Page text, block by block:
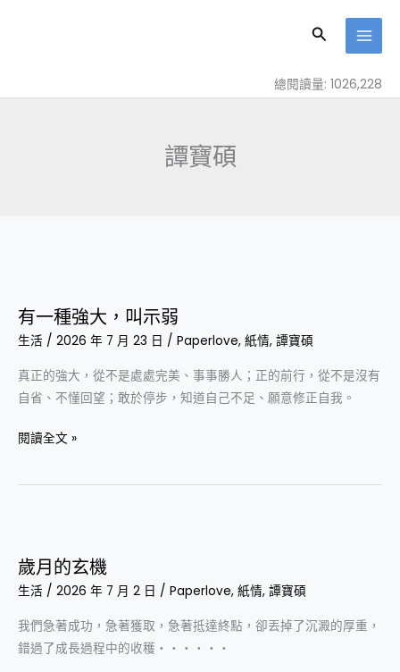
內
搜
總閱讀量: 1026,228
譚寶碩
有一種強大，叫示弱
生活 / 2026 年 7 月 23 日 / Paperlove, 紙情, 譚寶碩
真正的強大，從不是處處完美、事事勝人；正的前行，從不是沒有
自省、不懂回望；敢於停步，知道自己不足、願意修正自我。
種
強
叫
示
弱
閱讀全文 »
歲月的​玄機
生活 / 2026 年 7 月 2 日 / Paperlove, 紙情, 譚寶碩
我們急著成功，急著獲取，急著抵達終點，卻丟掉了沉澱的厚重，
錯過了成長過程中的收穫‧‧‧‧‧‧
的​
玄